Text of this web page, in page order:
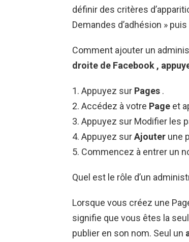
définir des critères
Demandes d’adhésion »
Comment ajouter un
droite de Facebook ,
Appuyez sur Pages .
Accédez à votre Page et
Appuyez sur Modifier les
Appuyez surAjouter une
Commencez à entrer un
Quel est le rôle d’un
Lorsque vous créez une
signifie que vous êtes la
publier en son nom. Seul un